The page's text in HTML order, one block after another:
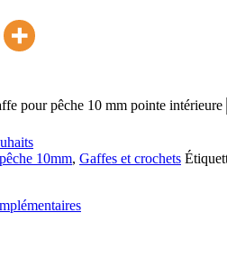
pour pêche 10 mm pointe intérieure
10mm, Gaffes et crochets